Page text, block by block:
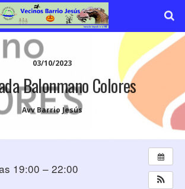
03/10/2023
Balonmano Colores
Avv Barrio Jesús
19:00 – 22:00